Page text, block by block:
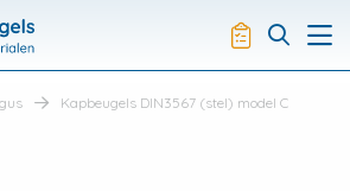
Visit
Kapbeugels DIN3567 (stel) model C